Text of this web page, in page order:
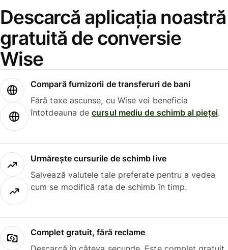
Descarcă aplicația noastră
gratuită de conversie
Wise
Compară furnizorii de transferuri de bani
Fără taxe ascunse, cu Wise vei beneficia
întotdeauna decursul mediu de schimb al pieței.
Urmărește cursurile de schimb live
Salvează valutele tale preferate pentru a vedea
cum se modifică rata de schimb în timp.
Complet gratuit, fără reclame